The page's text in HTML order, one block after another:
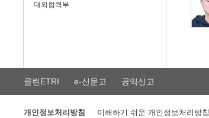
대외협력부
클린ETRI e-신문고 공익신고
개인정보처리방침 이해하기 쉬운 개인정보처리방침